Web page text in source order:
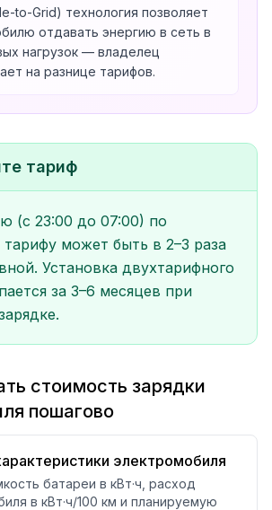
to-Grid) технология позволяет
отдавать энергию в сеть в
нагрузок — владелец
на разнице тарифов.
тариф
(с 23:00 до 07:00) по
может быть в 2–3 раза
Установка двухтарифного
за 3–6 месяцев при
стоимость зарядки
пошагово
электромобиля
батареи в кВт·ч, расход
в кВт·ч/100 км и планируемую